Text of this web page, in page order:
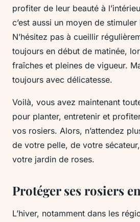
profiter de leur beauté à
c’est aussi un moyen de
N’hésitez pas à cueillir
toujours en début de matinée,
fraîches et pleines de vigueur.
toujours avec délicatesse.
Voilà, vous avez maintenant
pour planter, entretenir et
vos rosiers. Alors, n’attendez
de votre pelle, de votre
votre jardin de roses.
Protéger ses rosiers
L’hiver, notamment dans les